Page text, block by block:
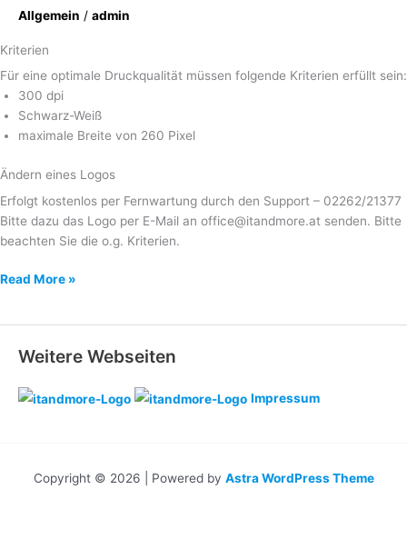
Allgemein / admin
Kriterien
Für eine optimale Druckqualität müssen folgende Kriterien erfüllt sein:
300 dpi
Schwarz-Weiß
maximale Breite von 260 Pixel
Ändern eines Logos
Erfolgt kostenlos per Fernwartung durch den Support – 02262/21377
Bitte dazu das Logo per E-Mail an office@itandmore.at senden. Bitte
beachten Sie die o.g. Kriterien.
Logo
Read More »
Weitere Webseiten
Impressum
Copyright © 2026 | Powered by Astra WordPress Theme